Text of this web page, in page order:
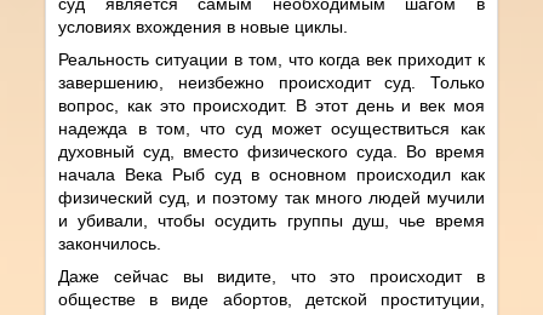
условиях вхождения в новые циклы.
Реальность ситуации в том, что когда век приходит к
завершению, неизбежно происходит суд. Только
вопрос, как это происходит. В этот день и век моя
надежда в том, что суд может осуществиться как
духовный суд, вместо физического суда. Во время
начала Века Рыб суд в основном происходил как
физический суд, и поэтому так много людей мучили
и убивали, чтобы осудить группы душ, чье время
закончилось.
Даже сейчас вы видите, что это происходит в
обществе в виде абортов, детской проституции,